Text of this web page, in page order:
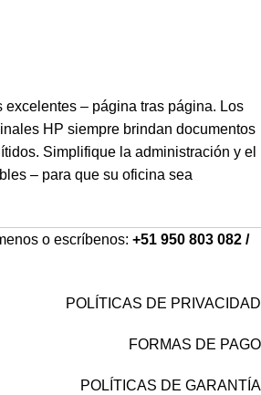
excelentes – página tras página. Los
HP siempre brindan documentos
Simplifique la administración y el
– para que su oficina sea
o escríbenos: +51 950 803 082 /
POLÍTICAS DE PRIVACIDAD
FORMAS DE PAGO
POLÍTICAS DE GARANTÍA